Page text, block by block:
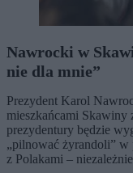
Nawrocki w
nie dla mnie”
Prezydent Karol
mieszkańcami Skawiny
prezydentury będzie
„pilnować żyrandoli” w
z Polakami –